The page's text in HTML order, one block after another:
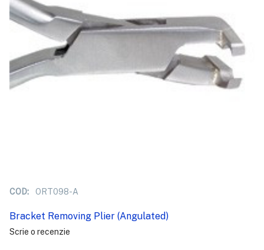
COD: ORT098-A
Bracket Removing Plier (Angulated)
Scrie o recenzie